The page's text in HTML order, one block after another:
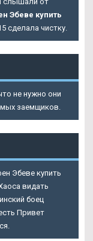
Эбеве купить
сделала чистку.
не нужно они
заемщиков.
Эбеве купить
видать
боец
Привет